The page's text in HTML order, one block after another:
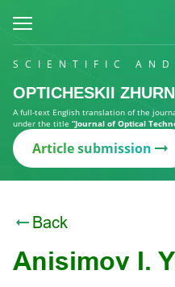
SCIENTIFIC
OPTICHESKII
A full-text English translation of the
under the title “Journal of Optical
Article submission
Back
Anisimov I.